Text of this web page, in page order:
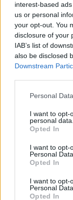
interest-based
us or personal
your opt-out. You
disclosure of your
IAB’s list of
also be disclosed
Downstream
Please note that
not limited to
grant or deny
use your data for
consent section.
Personal
I want to opt-
personal data.
Opted In
I want to opt-
Personal Data.
Opted In
I want to opt-
Personal
Opted In
Szombaton
a lengyel
motorosok,
Emellett a
számos
kiosztanak
tiszaligeti
fesztivál
kétezer
A
könnyű- és